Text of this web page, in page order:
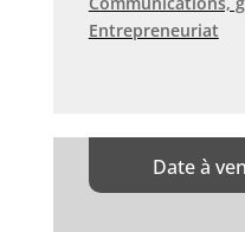
Entrepreneuriat
Date à